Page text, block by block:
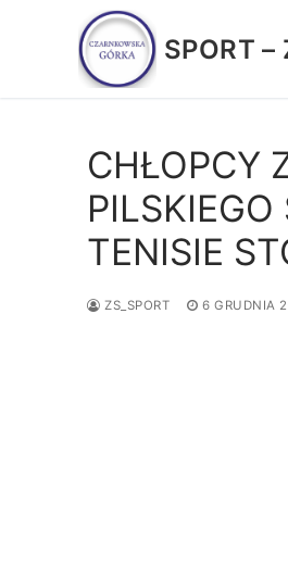
SPORT –
CHŁOPCY
TENISIE
ZS_SPORT 6 GRUDNIA